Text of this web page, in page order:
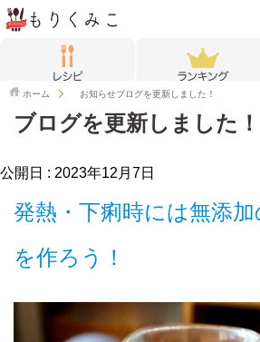
ホーム お知らせブログを更新しました！
ブログを更新しました！
公開日 : 2023年12月7日
発熱・下痢時には無添
を作ろう！